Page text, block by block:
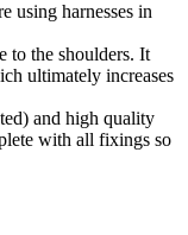
using harnesses in
to the shoulders. It
ultimately increases
and high quality
with all fixings so